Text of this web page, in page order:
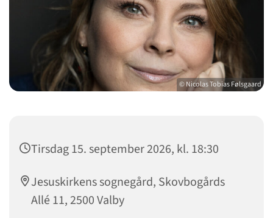
© Nicolas Tobias Følsgaard
Tirsdag 15. september 2026, kl. 18:30
Jesuskirkens sognegård, Skovbogårds
Allé 11, 2500 Valby